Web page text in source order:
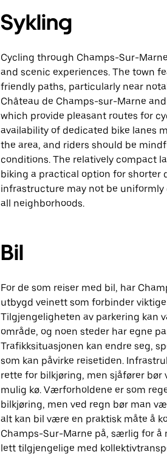
Sykling
Cycling through Champs-Sur-
and scenic experiences. The town
friendly paths, particularly near
Château de Champs-sur-Marne
which provide pleasant routes for
availability of dedicated bike lanes
the area, and riders should be
conditions. The relatively compact
biking a practical option for shorter
infrastructure may not be uniformly
all neighborhoods.
Bil
For de som reiser med bil, har
utbygd veinett som forbinder
Tilgjengeligheten av parkering kan
område, og noen steder har egne
Trafikksituasjonen kan endre seg,
som kan påvirke reisetiden.
rette for bilkjøring, men sjåfører
mulig kø. Værforholdene er som
bilkjøring, men ved regn bør man
alt kan bil være en praktisk måte å
Champs-Sur-Marne på, særlig for å
lett tilgjengelige med